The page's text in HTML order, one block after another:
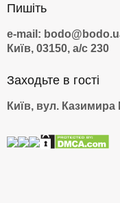
Пишіть
e-mail:
Київ, 03150, а/с 230
Заходьте в гості
Київ, вул.